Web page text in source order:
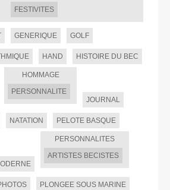
FESTIVITES
GENERIQUE GOLF
HAND HISTOIRE DU BEC
HOMMAGE
PERSONNALITE
JOURNAL
NATATION PELOTE BASQUE
PERSONNALITES
ARTISTES BECISTES
PLONGEE SOUS MARINE